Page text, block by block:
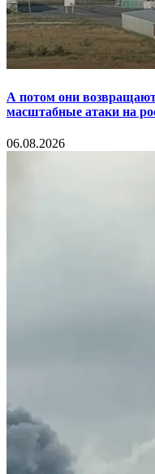
А потом они
масштабные атаки на
06.08.2026